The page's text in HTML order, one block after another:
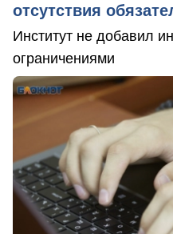
отсутствия
Институт не добавил
ограничениями